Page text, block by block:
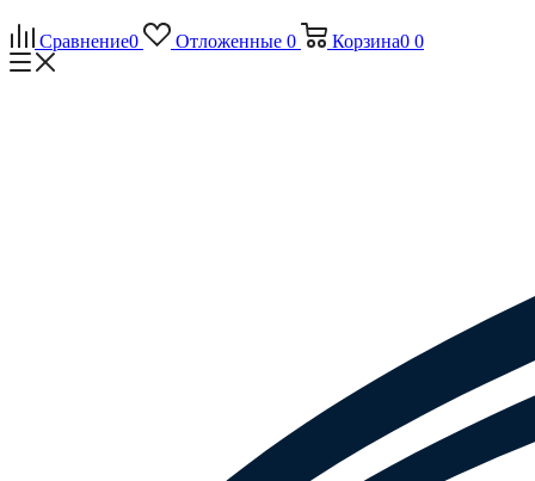
Сравнение0 Отложенные 0 Корзина0 0